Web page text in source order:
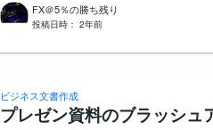
FX＠5％の勝ち残り
投稿日時： 2年前
ビジネス文書作成
プレゼン資料のブラッシュ